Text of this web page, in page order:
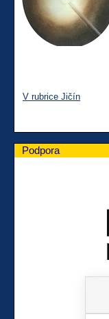
V rubrice Jičín
Podpora